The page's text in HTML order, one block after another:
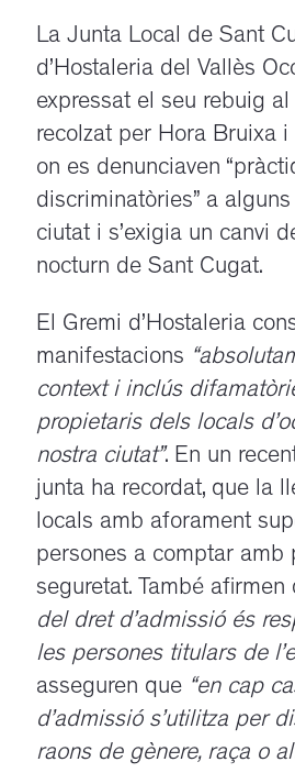
La Junta Local de Sant
d’Hostaleria del Vallès
expressat el seu rebuig
recolzat per Hora Bruixa i
on es denunciaven
discriminatòries” a
ciutat i s’exigia un canvi
nocturn de Sant Cugat.
El Gremi d’Hostaleria
manifestacions
context i inclús
propietaris dels locals
nostra ciutat”. En un
junta ha recordat, que la
locals amb aforament
persones a comptar amb
seguretat. També afirmen
del dret d’admissió és
les persones titulars de
asseguren que “en cap
d’admissió s’utilitza per
raons de gènere, raça o